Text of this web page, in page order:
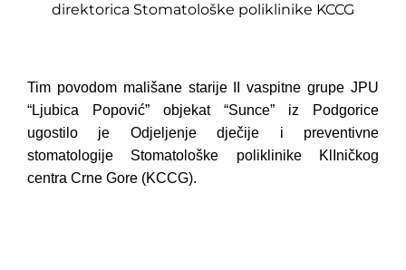
direktorica Stomatološke poliklinike KCCG
Tim povodom mališane starije II vaspitne grupe JPU
“Ljubica Popović” objekat “Sunce” iz Podgorice
ugostilo je Odjeljenje dječije i preventivne
stomatologije Stomatološke poliklinike KlIničkog
centra Crne Gore (KCCG).